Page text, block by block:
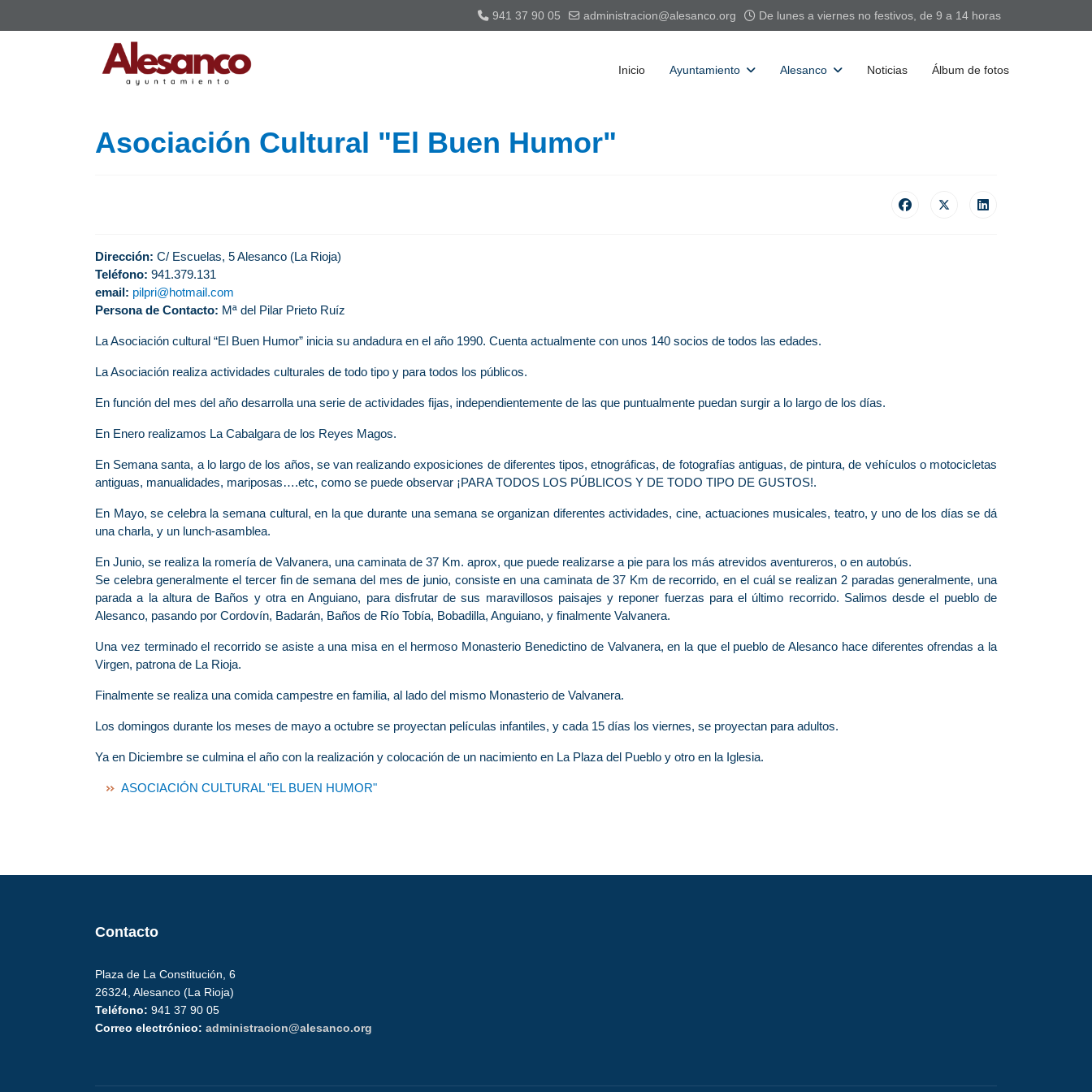
941 37 90 05 administracion@alesanco.org De lunes a viernes no festivos, de 9 a 14 horas
Inicio Ayuntamiento Alesanco Noticias Álbum de fotos
Asociación Cultural "El Buen Humor"
Dirección: C/ Escuelas, 5 Alesanco (La Rioja)
Teléfono: 941.379.131
email: pilpri@hotmail.com
Persona de Contacto: Mª del Pilar Prieto Ruíz
La Asociación cultural “El Buen Humor” inicia su andadura en el año 1990. Cuenta actualmente con unos 140 socios de todos las edades.
La Asociación realiza actividades culturales de todo tipo y para todos los públicos.
En función del mes del año desarrolla una serie de actividades fijas, independientemente de las que puntualmente puedan surgir a lo largo de los días.
En Enero realizamos La Cabalgara de los Reyes Magos.
En Semana santa, a lo largo de los años, se van realizando exposiciones de diferentes tipos, etnográficas, de fotografías antiguas, de pintura, de vehículos o motocicletas
antiguas, manualidades, mariposas….etc, como se puede observar ¡PARA TODOS LOS PÚBLICOS Y DE TODO TIPO DE GUSTOS!.
En Mayo, se celebra la semana cultural, en la que durante una semana se organizan diferentes actividades, cine, actuaciones musicales, teatro, y uno de los días se dá
una charla, y un lunch-asamblea.
En Junio, se realiza la romería de Valvanera, una caminata de 37 Km. aprox, que puede realizarse a pie para los más atrevidos aventureros, o en autobús.
Se celebra generalmente el tercer fin de semana del mes de junio, consiste en una caminata de 37 Km de recorrido, en el cuál se realizan 2 paradas generalmente, una
parada a la altura de Baños y otra en Anguiano, para disfrutar de sus maravillosos paisajes y reponer fuerzas para el último recorrido. Salimos desde el pueblo de
Alesanco, pasando por Cordovín, Badarán, Baños de Río Tobía, Bobadilla, Anguiano, y finalmente Valvanera.
Una vez terminado el recorrido se asiste a una misa en el hermoso Monasterio Benedictino de Valvanera, en la que el pueblo de Alesanco hace diferentes ofrendas a la
Virgen, patrona de La Rioja.
Finalmente se realiza una comida campestre en familia, al lado del mismo Monasterio de Valvanera.
Los domingos durante los meses de mayo a octubre se proyectan películas infantiles, y cada 15 días los viernes, se proyectan para adultos.
Ya en Diciembre se culmina el año con la realización y colocación de un nacimiento en La Plaza del Pueblo y otro en la Iglesia.
ASOCIACIÓN CULTURAL "EL BUEN HUMOR"
Contacto
Plaza de La Constitución, 6
26324, Alesanco (La Rioja)
Teléfono: 941 37 90 05
Correo electrónico: administracion@alesanco.org